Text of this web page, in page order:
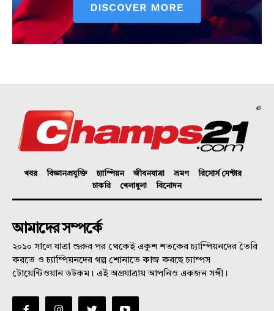
©
খবর বিজ্ঞানপ্রযুক্তি চ্যাম্পিয়ন জীবনযাত্রা ভ্রমণ
রিসোর্স সেন্টার
চাকরি
খেলাধুলা বিনোদন
আমাদের সম্পর্কে
২০১০ সালে যাত্রা শুরুর পর থেকেই একুশ শতকের চ্যাম্পিয়নদের তৈরি
করতে ও চ্যাম্পিয়নদের গল্প শোনাতে কাজ করছে চ্যাম্পস
টোয়েন্টিওয়ান ডটকম। এই অগ্রযাত্রায় আপনিও একজন সঙ্গী।